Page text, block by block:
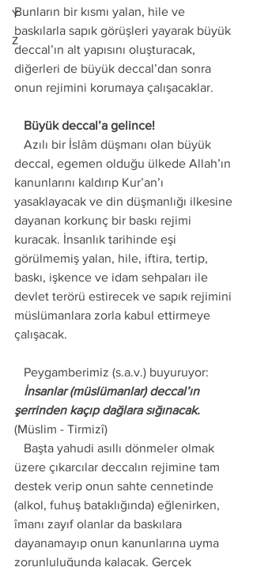
Y
Z
Bunların bir kısmı yalan, hile ve
baskılarla sapık görüşleri yayarak büyük
deccal’ın alt yapısını oluşturacak,
diğerleri de büyük deccal’dan sonra
onun rejimini korumaya çalışacaklar.
   Büyük deccal’a gelince!
deccal, egemen olduğu ülkede Allah’ın
kanunlarını kaldırıp Kur’an’ı
yasaklayacak ve din düşmanlığı ilkesine
dayanan korkunç bir baskı rejimi
kuracak. İnsanlık tarihinde eşi
görülmemiş yalan, hile, iftira, tertip,
baskı, işkence ve idam sehpaları ile
devlet terörü estirecek ve sapık rejimini
müslümanlara zorla kabul ettirmeye
çalışacak.
   Peygamberimiz (s.a.v.) buyuruyor:
şerrinden kaçıp dağlara sığınacak.
(Müslim - Tirmizî)
üzere çıkarcılar deccalın rejimine tam
destek verip onun sahte cennetinde
(alkol, fuhuş bataklığında) eğlenirken,
îmanı zayıf olanlar da baskılara
dayanamayıp onun kanunlarına uyma
zorunluluğunda kalacak. Gerçek